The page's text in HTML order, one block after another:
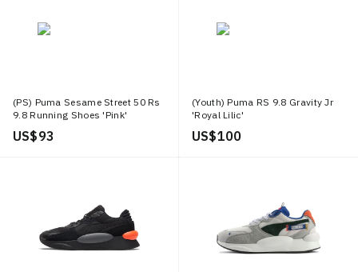
(PS) Puma Sesame Street 50 Rs
9.8 Running Shoes 'Pink'
US$ 93
(Youth) Puma RS 9.8 Gravity Jr
'Royal Lilic'
US$ 100